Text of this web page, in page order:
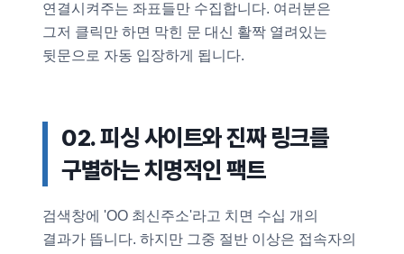
연결시켜주는 좌표들만 수집합니다. 여러분은
그저 클릭만 하면 막힌 문 대신 활짝 열려있는
뒷문으로 자동 입장하게 됩니다.
02. 피싱 사이트와 진짜 링크를
구별하는 치명적인 팩트
검색창에 'OO 최신주소'라고 치면 수십 개의
결과가 뜹니다. 하지만 그중 절반 이상은 접속자의